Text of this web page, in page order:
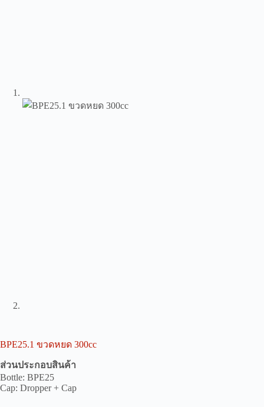
BPE25.1 ขวดหยด 300cc
ส่วนประกอบสินค้า
Bottle: BPE25
Cap: Dropper + Cap